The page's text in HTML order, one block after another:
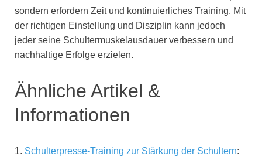
sondern erfordern Zeit und kontinuierliches Training. Mit
der richtigen Einstellung und Disziplin kann jedoch
jeder seine Schultermuskelausdauer verbessern und
nachhaltige Erfolge erzielen.
Ähnliche Artikel &
Informationen
1. Schulterpresse-Training zur Stärkung der Schultern: